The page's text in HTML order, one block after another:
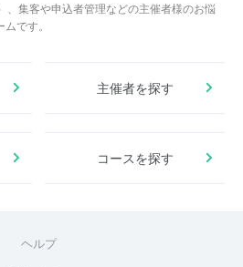
、集客や申込者管理などの主催者様のお悩
です。
主催者を探す
コースを探す
ヘルプ